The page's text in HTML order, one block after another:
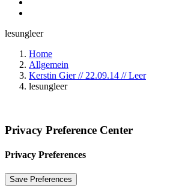
lesungleer
Home
Allgemein
Kerstin Gier // 22.09.14 // Leer
lesungleer
Privacy Preference Center
Privacy Preferences